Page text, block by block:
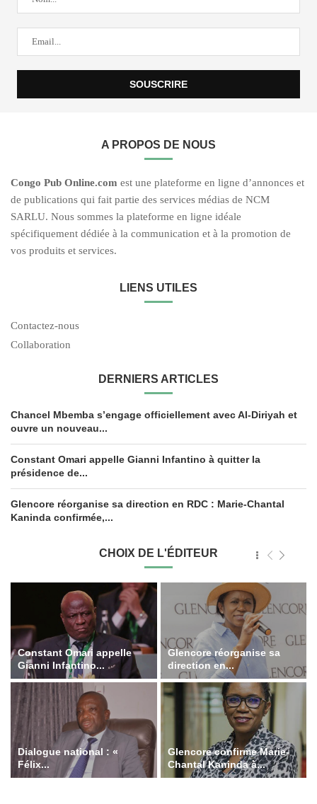
A PROPOS DE NOUS
Congo Pub Online.com est une plateforme en ligne d’annonces et
de publications qui fait partie des services médias de NCM
SARLU. Nous sommes la plateforme en ligne idéale
spécifiquement dédiée à la communication et à la promotion de
vos produits et services.
LIENS UTILES
Contactez-nous
Collaboration
DERNIERS ARTICLES
Chancel Mbemba s’engage officiellement avec Al-Diriyah et
ouvre un nouveau...
Constant Omari appelle Gianni Infantino à quitter la
présidence de...
Glencore réorganise sa direction en RDC : Marie-Chantal
Kaninda confirmée,...
CHOIX DE L'ÉDITEUR
Constant Omari appelle
Gianni Infantino...
Glencore réorganise sa
direction en...
Dialogue national : «
Félix...
Glencore confirme Marie-
Chantal Kaninda à...